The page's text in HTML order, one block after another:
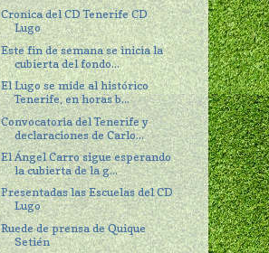
Cronica del CD Tenerife CD
Lugo
Este fin de semana se inicia la
cubierta del fondo...
El Lugo se mide al histórico
Tenerife, en horas b...
Convocatoria del Tenerife y
declaraciones de Carlo...
El Ángel Carro sigue esperando
la cubierta de la g...
Presentadas las Escuelas del CD
Lugo
Ruede de prensa de Quique
Setién